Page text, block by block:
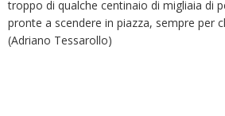
troppo di qualche centinaio di migliaia di
pronte a scendere in piazza, sempre per
(Adriano Tessarollo)